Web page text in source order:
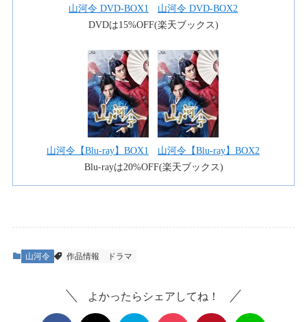
山河令 DVD-BOX1
山河令 DVD-BOX2
DVDは15%OFF(楽天ブックス)
山河令【Blu-ray】BOX1
山河令【Blu-ray】BOX2
Blu-rayは20%OFF(楽天ブックス)
山河令 作品情報 ドラマ
よかったらシェアしてね！